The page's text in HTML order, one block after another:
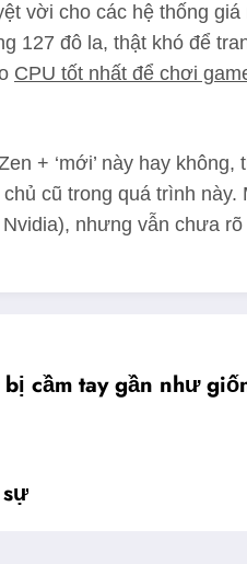
vời cho các hệ thống
127 đô la, thật khó để
CPU tốt nhất để chơi
+ ‘mới’ này hay không,
cũ trong quá trình này.
nhưng vẫn chưa
cầm tay gần như